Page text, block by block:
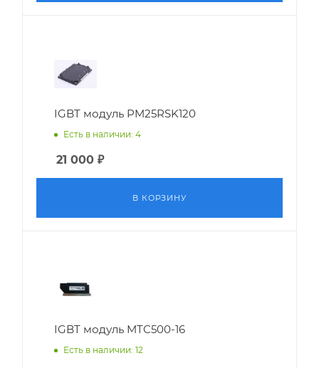
IGBT модуль PM25RSK120
Есть в наличии: 4
21 000 ₽
В КОРЗИНУ
IGBT модуль MTC500-16
Есть в наличии: 12